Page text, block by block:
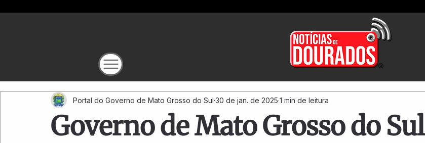
Governo de Mato Grosso do Sul
Portal do Governo de Mato Grosso do Sul 30 de jan. de 2025 1 min de leitura